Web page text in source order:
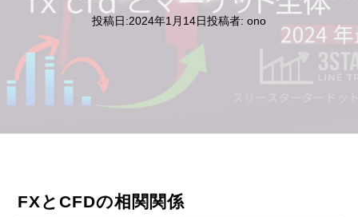
投稿日:2024年1月14日投稿者: ono
FXとCFDの相関関係